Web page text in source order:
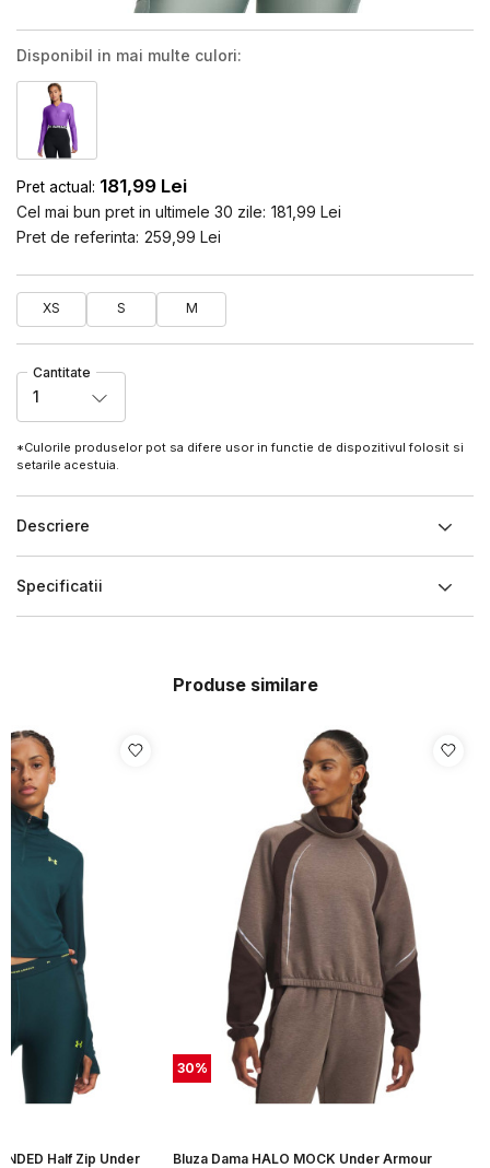
Disponibil in mai multe culori:
Pret actual: 181,99 Lei
Cel mai bun pret in ultimele 30 zile: 181,99 Lei
Pret de referinta: 259,99 Lei
XS S M
Cantitate
1
*Culorile produselor pot sa difere usor in functie de dispozitivul folosit si
setarile acestuia.
Descriere
Specificatii
Produse similare
Half Zip Under
30%
Bluza Dama HALO MOCK Under Armour